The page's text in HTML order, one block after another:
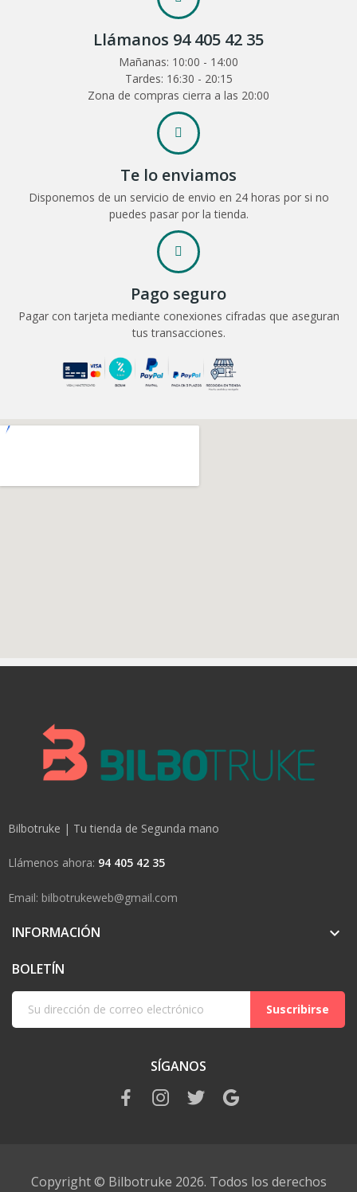
Llámanos 94 405 42 35
Mañanas: 10:00 - 14:00
Tardes: 16:30 - 20:15
Zona de compras cierra a las 20:00
Te lo enviamos
Disponemos de un servicio de envio en 24 horas por si no
puedes pasar por la tienda.
Pago seguro
Pagar con tarjeta mediante conexiones cifradas que aseguran
tus transacciones.
Bilbotruke | Tu tienda de Segunda mano
Llámenos ahora: 94 405 42 35
Email: bilbotrukeweb@gmail.com
INFORMACIÓN 
BOLETÍN
Suscribirse
SÍGANOS
Copyright © Bilbotruke 2026. Todos los derechos